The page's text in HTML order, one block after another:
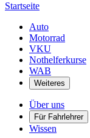
Startseite
Auto
Motorrad
VKU
Nothelferkurse
WAB
Weiteres
Über uns
Für Fahrlehrer
Wissen